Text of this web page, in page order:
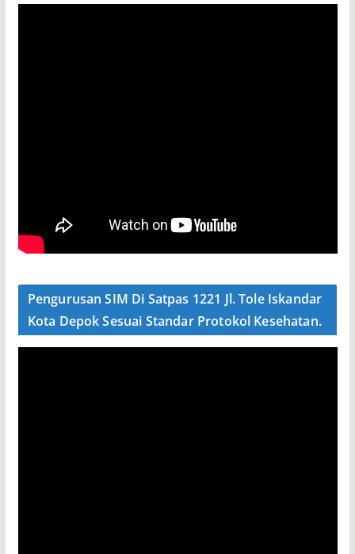
Pengurusan SIM Di Satpas 1221 Jl. Tole Iskandar
Kota Depok Sesuai Standar Protokol Kesehatan.